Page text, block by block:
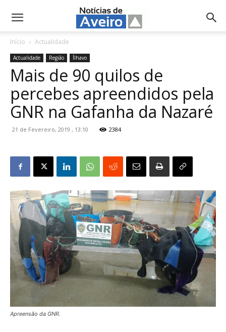
NotíciasdeAveiro.pt
Início Actualidade
Actualidade Região Ílhavo
Mais de 90 quilos de
percebes apreendidos pela
GNR na Gafanha da Nazaré
21 de Fevereiro, 2019 , 13:10 2384
Apreensão da GNR.